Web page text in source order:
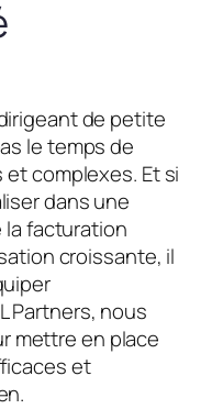
de petite
le temps de
complexes. Et si
dans une
la facturation
croissante, il
Partners, nous
mettre en place
et